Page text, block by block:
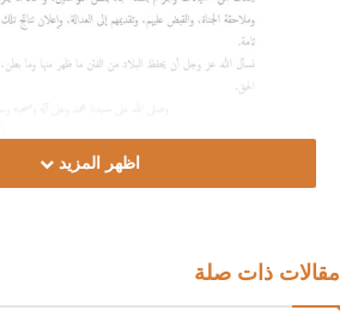
اظهر المزيد
مقالات ذات صلة